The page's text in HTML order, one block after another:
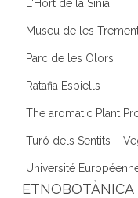
L'Hort de la Sínia
Museu de les
Parc de les Olors
Ratafia Espiells
The aromatic Plant
Turó dels Sentits –
Université
ETNOBOTÀNICA